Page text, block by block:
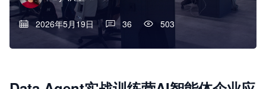
2026年5月19日 36 503